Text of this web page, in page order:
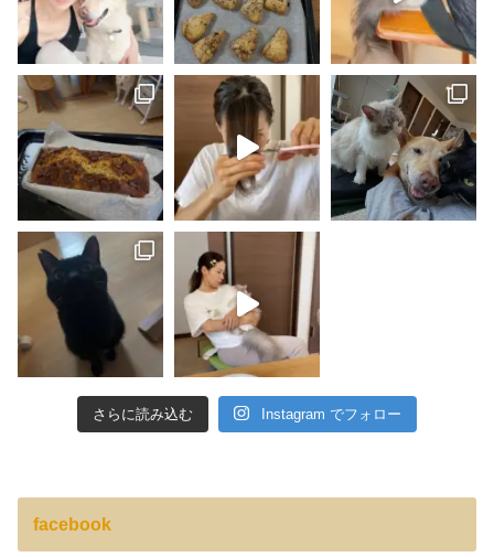
さらに読み込む Instagram でフォロー
facebook